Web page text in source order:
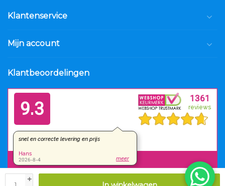
+
Klantenservice
Mijn account
Klantbeoordelingen